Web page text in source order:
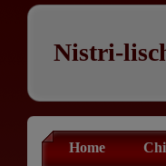
Nistri-
Home